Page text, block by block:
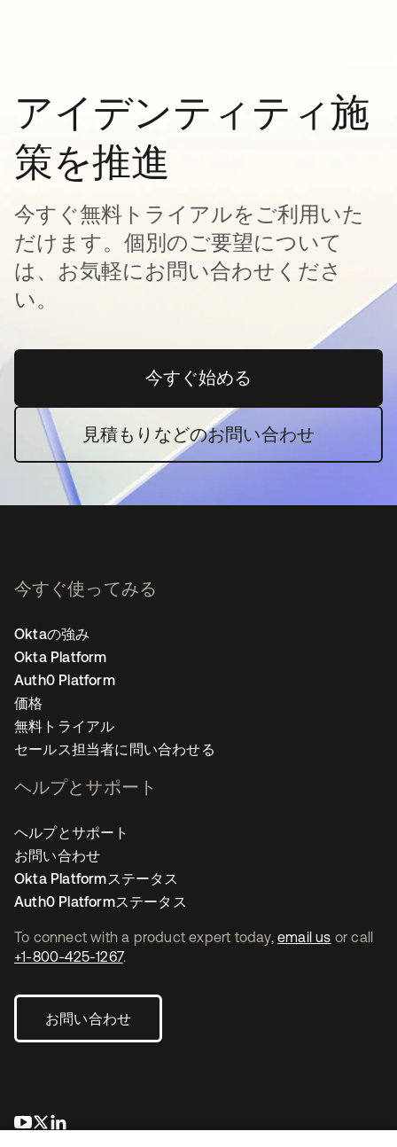
アイデンティティ施
策を推進
今すぐ無料トライアルをご利用いた
だけます。個別のご要望について
は、お気軽にお問い合わせくださ
い。
今すぐ始める新しいタブで開く
見積もりなどのお問い合わせ
To connect with a product expert today, email us or call
+1-800-425-1267.
お問い合わせ
新しいタブで開く
新しいタブで開く
今すぐ使ってみる
Oktaの強み
Okta Platform
Auth0 Platform
価格
無料トライアル
セールス担当者に問い合わせる
ヘルプとサポート
ヘルプとサポート
お問い合わせ
Okta Platformステータス
Auth0 Platformステータス